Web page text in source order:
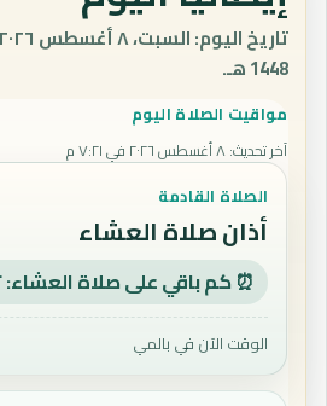
1448 هـ.
مواقيت الصلاة اليوم
آخر تحديث:٨ أغسطس ٢٠٢٦ في ٧:٢١ م
الصلاة القادمة
أذان صلاة العشاء
⏰ كم باقي على صلاة العشاء: ٠٠:٥٤:٣١
الوقت الآن في بالمي